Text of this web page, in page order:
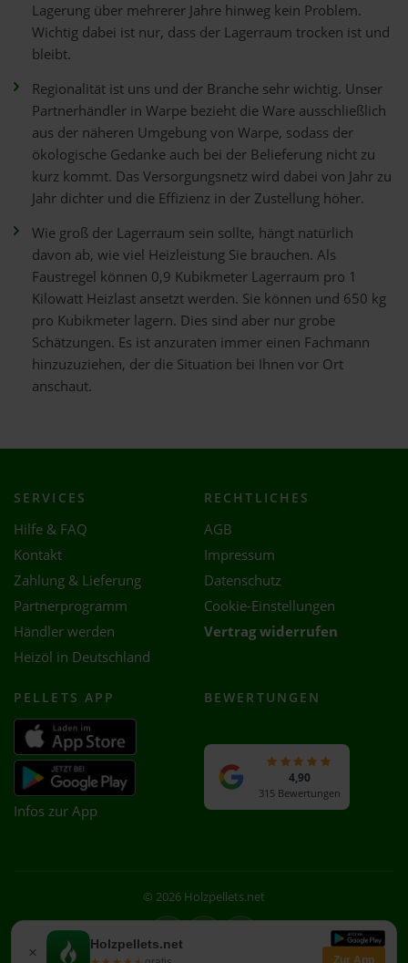
Lagerung über mehrerer Jahre hinweg kein Problem.
Wichtig dabei ist nur, dass der Lagerraum trocken ist und
bleibt.
Regionalität ist uns und der Branche sehr wichtig. Unser
Partnerhändler in Warpe bezieht die Ware ausschließlich
aus der näheren Umgebung von Warpe, sodass der
ökologische Gedanke auch bei der Belieferung nicht zu
kurz kommt. Das Versorgungsnetz wird dabei von Jahr zu
Jahr dichter und die Effizienz in der Zustellung höher.
Wie groß der Lagerraum sein sollte, hängt natürlich
davon ab, wie viel Heizleistung Sie brauchen. Als
Faustregel können 0,9 Kubikmeter Lagerraum pro 1
Kilowatt Heizlast ansetzt werden. Sie können und 650 kg
pro Kubikmeter lagern. Dies sind aber nur grobe
Schätzungen. Es ist anzuraten immer einen Fachmann
hinzuzuziehen, der die Situation bei Ihnen vor Ort
anschaut.
× Holzpellets.net
Zur App
SERVICES
Hilfe & FAQ
Kontakt
Zahlung & Lieferung
Partnerprogramm
Händler werden
Heizöl in Deutschland
RECHTLICHES
AGB
Impressum
Datenschutz
Cookie-Einstellungen
Vertrag widerrufen
PELLETS APP
Infos zur App
BEWERTUNGEN
4,90
315 Bewertungen
© 2026 Holzpellets.net
Facebook